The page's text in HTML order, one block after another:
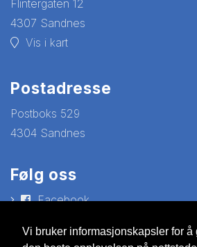
Vi bruker informasjonskapsler for å
Flintergaten 12
4307 Sandnes
Vis i kart
Postadresse
Postboks 529
4304 Sandnes
Følg oss
Facebook